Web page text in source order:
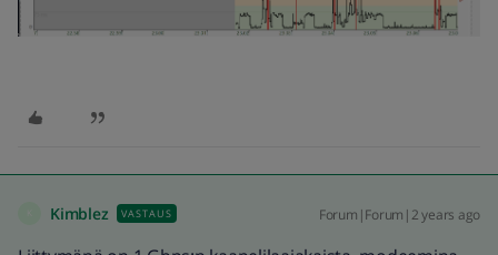
Kimblez VASTAUS Forum|Forum|2 years ago